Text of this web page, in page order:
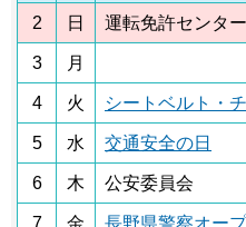
2 日 運転免許センタ
3 月
4 火 シートベルト・
5 水 交通安全の日
6 木 公安委員会
7 金 長野県警察オー